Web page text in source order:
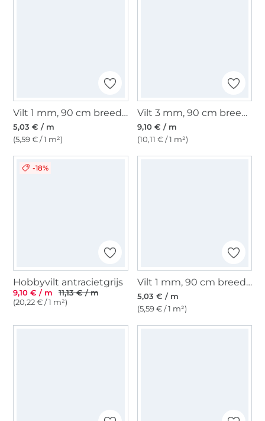
Vilt 1 mm, 90 cm breed, rood
5,03 € / m
(5,59 € / 1 m²)
Vilt 3 mm, 90 cm breed, blauw
9,10 € / m
(10,11 € / 1 m²)
-18%
Hobbyvilt antracietgrijs
9,10 € / m
11,13 € / m
(20,22 € / 1 m²)
Vilt 1 mm, 90 cm breed, donkergroen
5,03 € / m
(5,59 € / 1 m²)